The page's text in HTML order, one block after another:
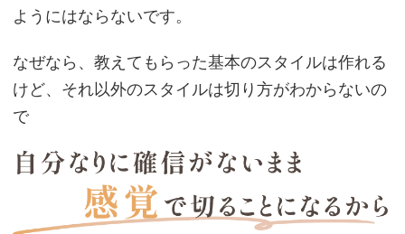
ようにはならないです。
なぜなら、教えてもらった基本のスタイルは作れる
けど、それ以外のスタイルは切り方がわからないの
で